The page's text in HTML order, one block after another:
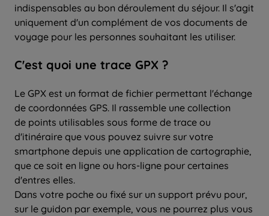
indispensables au bon déroulement du séjour. Il s'agit
uniquement d'un complément de vos documents de
voyage pour les personnes souhaitant les utiliser.
C'est quoi une trace GPX ?
Le GPX est un format de fichier permettant l'échange
de coordonnées GPS. Il rassemble une collection
de points utilisables sous forme de trace ou
d'itinéraire que vous pouvez suivre sur votre
smartphone depuis une application de cartographie,
que ce soit en ligne ou hors-ligne pour certaines
d'entres elles.
Dans votre poche ou fixé sur un support prévu pour,
sur le guidon par exemple, vous ne pourrez plus vous